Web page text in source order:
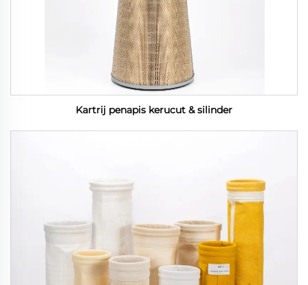
Kartrij penapis kerucut & silinder